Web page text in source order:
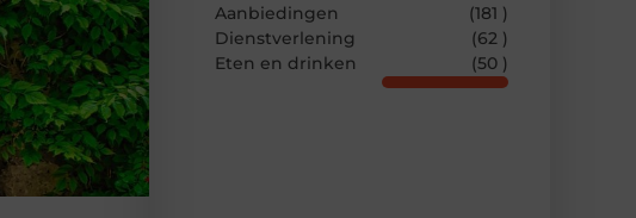
Aanbiedingen
(181 )
Dienstverlening
(62 )
Eten en drinken
(50 )